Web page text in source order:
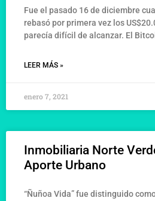
Fue el pasado 16 de diciembre
rebasó por primera vez los
parecía difícil de alcanzar. El
LEER MÁS »
enero 7, 2021
Inmobiliaria Norte
Aporte Urbano
“Ñuñoa Vida” fue distinguido